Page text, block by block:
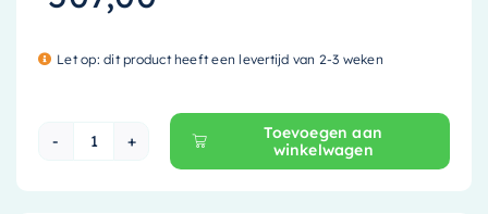
Let op: dit product heeft een levertijd van 2-3 weken
Mondiaz Waskom Coss - solid surface -
Toevoegen aan
winkelwagen